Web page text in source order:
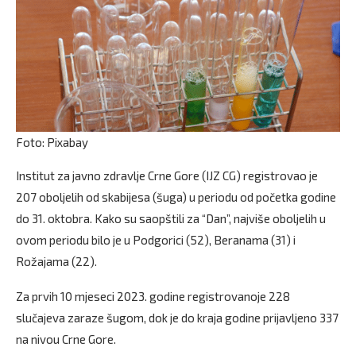
Foto: Pixabay
Institut za javno zdravlje Crne Gore (IJZ CG) registrovao je
207 oboljelih od skabijesa (šuga) u periodu od početka godine
do 31. oktobra. Kako su saopštili za “Dan”, najviše oboljelih u
ovom periodu bilo je u Podgorici (52), Beranama (31) i
Rožajama (22).
Za prvih 10 mjeseci 2023. godine registrovanoje 228
slučajeva zaraze šugom, dok je do kraja godine prijavljeno 337
na nivou Crne Gore.